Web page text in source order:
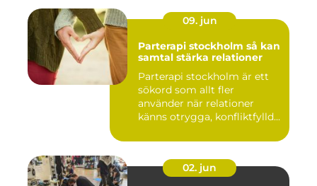
09. jun
Parterapi stockholm så kan
samtal stärka relationer
Parterapi stockholm är ett
sökord som allt fler
använder när relationer
känns otrygga, konfliktfylld...
02. jun